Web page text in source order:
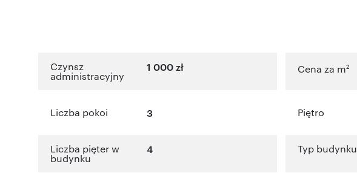
Czynsz
administracyjny
1 000 zł Cena za m2
Liczba pokoi 3 Piętro
Liczba pięter w
budynku
4 Typ budynku